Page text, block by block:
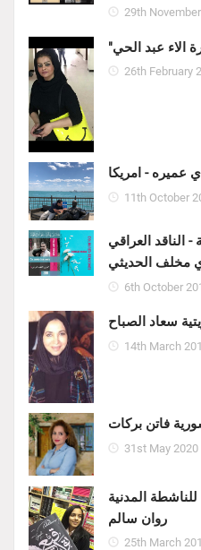
29th
الاء عبد الحي
26th February
عميره - امريكا
11th October
الناقد العراقي
مخلف الحديثي
6th October
سعاد الصباح
14th March
فاتن بركات
31st May 2020
المدنية
روان سالم
25th March